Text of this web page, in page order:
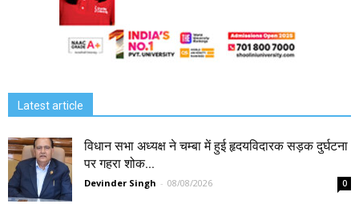
Latest article
विधान सभा अध्यक्ष ने चम्बा में हुई हृदयविदारक सड़क दुर्घटना
पर गहरा शोक...
Devinder Singh - 08/08/2026 0